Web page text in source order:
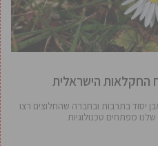
החקלאות הישראלית
יסוד בתרבות ובחברה שהחלוצים רצו
מפתחים טכנולוגיות